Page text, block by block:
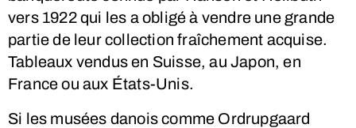
vers 1922 qui les a obligé à vendre une grande
partie de leur collection fraîchement acquise.
Tableaux vendus en Suisse, au Japon, en
France ou aux États-Unis.
Si les musées danois comme Ordrupgaard